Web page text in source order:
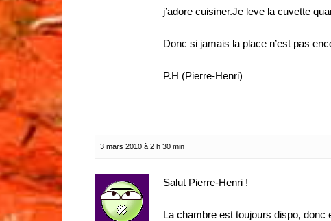
j’adore cuisiner.Je leve la cuvette
Donc si jamais la place n’est pas
P.H (Pierre-Henri)
3 mars 2010 à 2 h 30 min
Salut Pierre-Henri !
La chambre est toujours dispo,